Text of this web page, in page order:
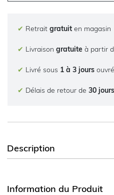
✔ Retrait gratuit en magasin
✔ Livraison gratuite à partir
✔ Livré sous 1 à 3 jours
✔ Délais de retour de 30
Description
Information du Produit